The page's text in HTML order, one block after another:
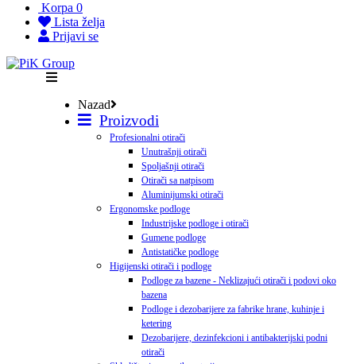
Korpa 0
Lista želja
Prijavi se
Nazad
Proizvodi
Profesionalni otirači
Unutrašnji otirači
Spoljašnji otirači
Otirači sa natpisom
Aluminijumski otirači
Ergonomske podloge
Industrijske podloge i otirači
Gumene podloge
Antistatičke podloge
Higijenski otirači i podloge
Podloge za bazene - Neklizajući otirači i podovi oko
bazena
Podloge i dezobarijere za fabrike hrane, kuhinje i
ketering
Dezobarijere, dezinfekcioni i antibakterijski podni
otirači